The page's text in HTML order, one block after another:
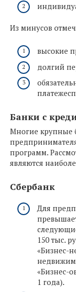
Из минусов
высокие
долгий
Банки с
Многие крупные
программ.
являются
Сбербанк
Для
150 тыс.
«Бизнес-
«Бизнес-
1 года).